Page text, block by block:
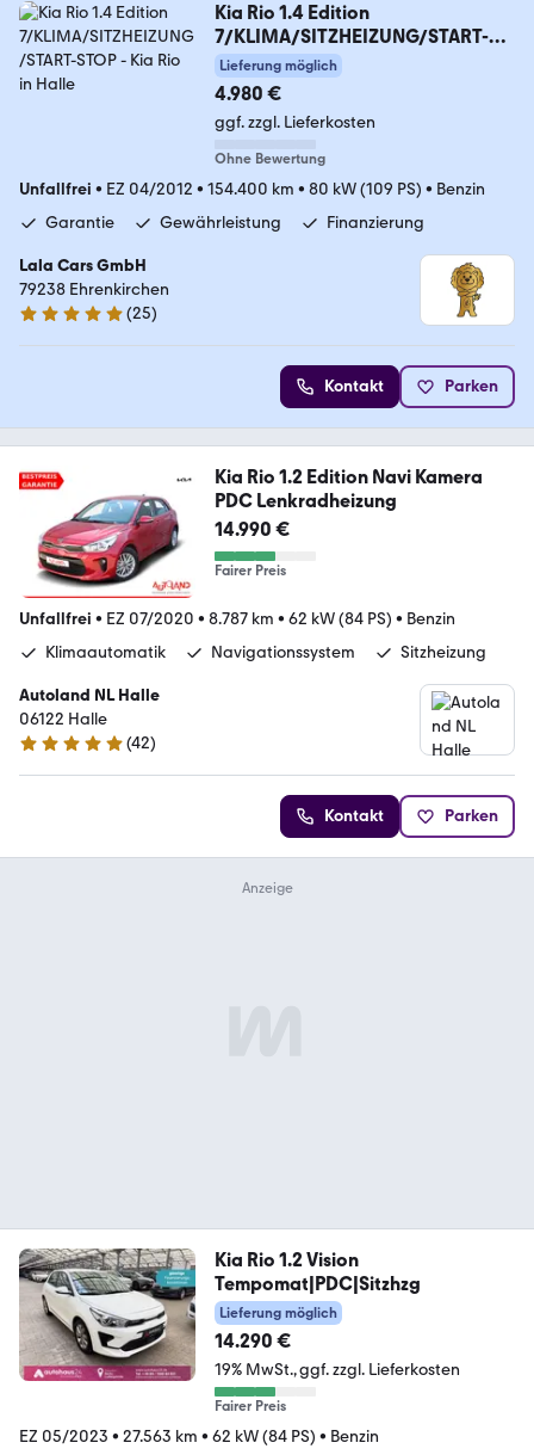
Kia Rio 1.4 Edition
7/KLIMA/SITZHEIZUNG/START-
STOP
Lieferung möglich
4.980 €
ggf. zzgl. Lieferkosten
Ohne Bewertung
Unfallfrei • EZ 04/2012 • 154.400 km • 80 kW (109 PS) • Benzin
Garantie
Gewährleistung Finanzierung
Lala Cars GmbH
79238 Ehrenkirchen
5 Sterne
(25)
Kontakt Parken
Kia Rio 1.2 Edition Navi Kamera
PDC Lenkradheizung
14.990 €
Fairer Preis
Unfallfrei • EZ 07/2020 • 8.787 km • 62 kW (84 PS) • Benzin
Klimaautomatik
Navigationssystem Sitzheizung
Autoland NL Halle
06122 Halle
4.8 Sterne
(42)
Kontakt Parken
Kia Rio 1.2 Vision
Tempomat|PDC|Sitzhzg
Lieferung möglich
14.290 €
19% MwSt. ggf. zzgl. Lieferkosten
Fairer Preis
EZ 05/2023 • 27.563 km • 62 kW (84 PS) • Benzin